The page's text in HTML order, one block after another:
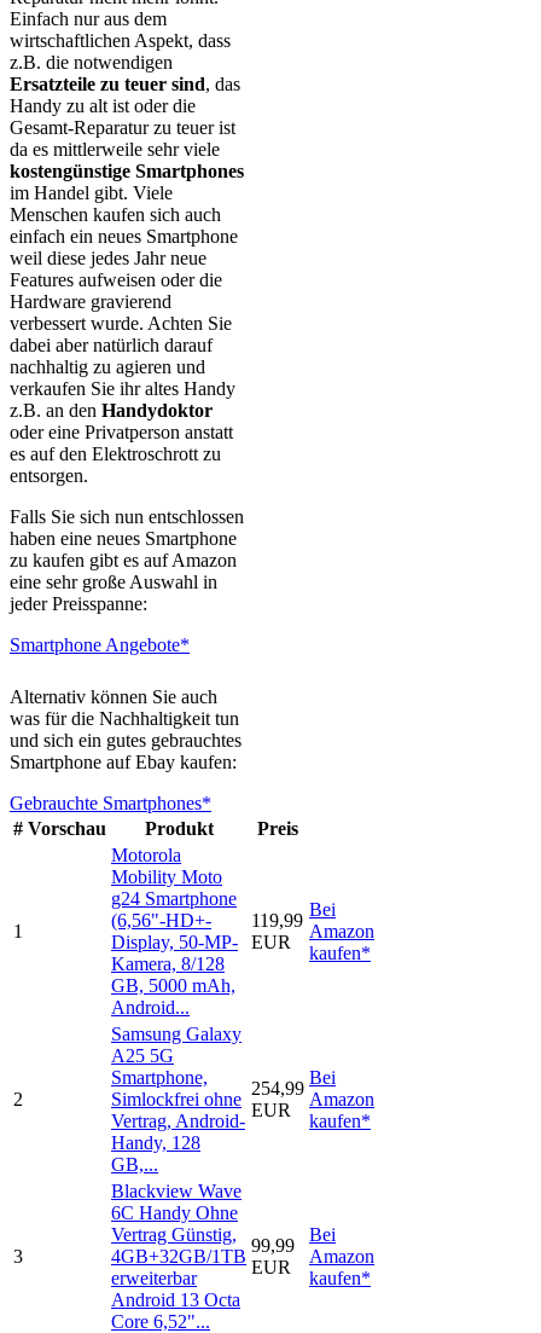
Einfach nur aus dem
wirtschaftlichen Aspekt, dass
z.B. die notwendigen
Ersatzteile zu teuer sind, das
Handy zu alt ist oder die
Gesamt-Reparatur zu teuer ist
da es mittlerweile sehr viele
kostengünstige Smartphones
im Handel gibt. Viele
Menschen kaufen sich auch
einfach ein neues Smartphone
weil diese jedes Jahr neue
Features aufweisen oder die
Hardware gravierend
verbessert wurde. Achten Sie
dabei aber natürlich darauf
nachhaltig zu agieren und
verkaufen Sie ihr altes Handy
z.B. an den Handydoktor
oder eine Privatperson anstatt
es auf den Elektroschrott zu
entsorgen.
Falls Sie sich nun entschlossen
haben eine neues Smartphone
zu kaufen gibt es auf Amazon
eine sehr große Auswahl in
jeder Preisspanne:
Smartphone Angebote*
Alternativ können Sie auch
was für die Nachhaltigkeit tun
und sich ein gutes gebrauchtes
Smartphone auf Ebay kaufen:
Gebrauchte Smartphones*
# Vorschau Produkt Preis
1
Motorola
Mobility Moto
g24 Smartphone
(6,56"-HD+-
Display, 50-MP-
Kamera, 8/128
GB, 5000 mAh,
Android...
119,99
EUR
Bei
Amazon
kaufen*
2
Samsung Galaxy
A25 5G
Smartphone,
Simlockfrei ohne
Vertrag, Android-
Handy, 128
GB,...
254,99
EUR
Bei
Amazon
kaufen*
3
Blackview Wave
6C Handy Ohne
Vertrag Günstig,
4GB+32GB/1TB
erweiterbar
Android 13 Octa
Core 6,52"...
99,99
EUR
Bei
Amazon
kaufen*